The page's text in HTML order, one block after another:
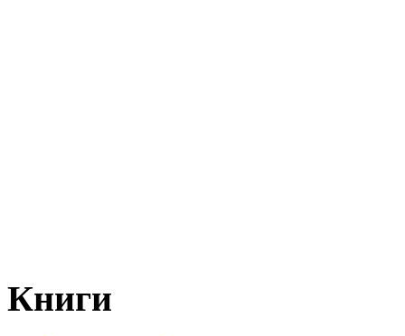
Книги